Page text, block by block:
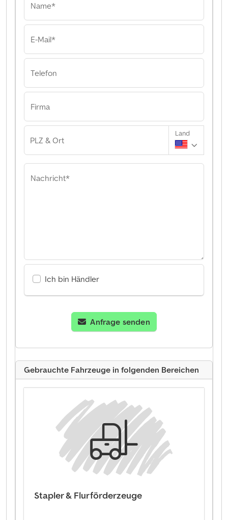
Name*
E-Mail*
Telefon
Firma
PLZ & Ort
Land
Nachricht*
Ich bin Händler
Anfrage senden
Gebrauchte Fahrzeuge in folgenden Bereichen
Stapler & Flurförderzeuge